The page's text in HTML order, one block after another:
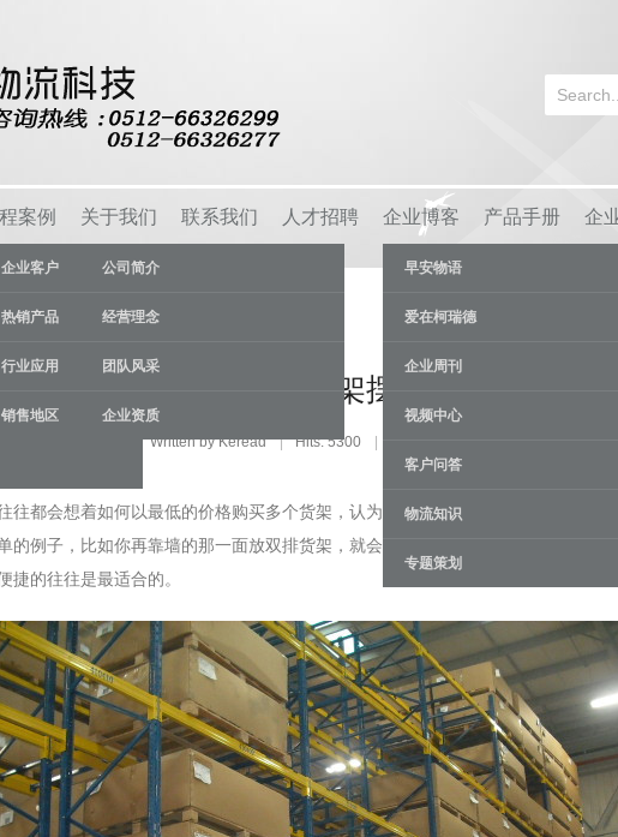
案例
企业客户
热销产品
行业应用
销售地区
关于我们
公司简介
经营理念
团队风采
企业资质
联系我们 人才招聘 企业博客
早安物语
爱在柯瑞德
企业周刊
视频中心
客户问答
物流知识
专题策划
产品手册 企
如何通过调整货架摆放提高传输效率
Written by Keread Hits: 5300
往都会想着如何以最低的价格购买多个货架，认为仓库中的货架越多就越好，而
的例子，比如你再靠墙的那一面放双排货架，就会导致有一排货架无法用到，造
捷的往往是最适合的。